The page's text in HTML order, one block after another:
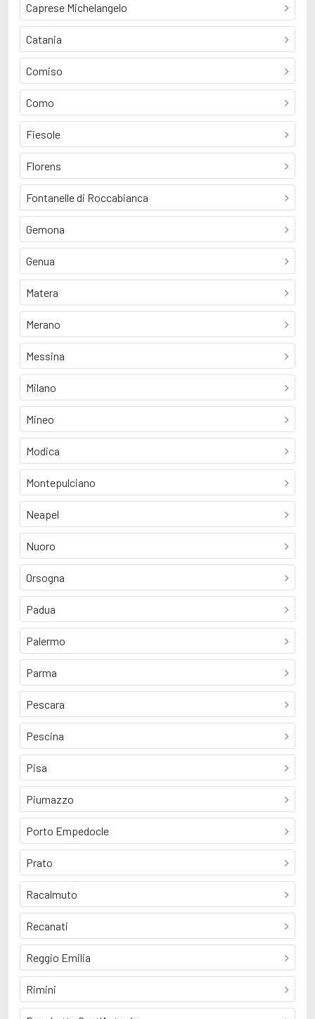
Caprese Michelangelo
Catania
Comiso
Como
Fiesole
Florens
Fontanelle di Roccabianca
Gemona
Genua
Matera
Merano
Messina
Milano
Mineo
Modica
Montepulciano
Neapel
Nuoro
Orsogna
Padua
Palermo
Parma
Pescara
Pescina
Pisa
Piumazzo
Porto Empedocle
Prato
Racalmuto
Recanati
Reggio Emilia
Rimini